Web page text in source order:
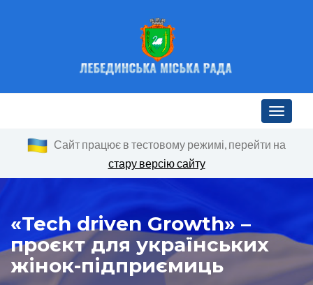
Toggle
Сайт працює в тестовому режимі, перейти на
стару версію сайту
«Tech driven Growth» –
проєкт для українських
жінок-підприємиць